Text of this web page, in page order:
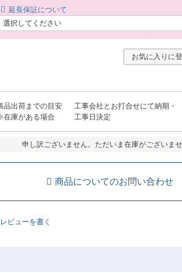
延長保証について
お気に入りに
品出荷までの目安
庫がある場合
工事会社とお打合せにて納期・
工事日決定
申し訳ございません。ただいま在庫がございませ
商品についてのお問い合わせ
レビューを書く